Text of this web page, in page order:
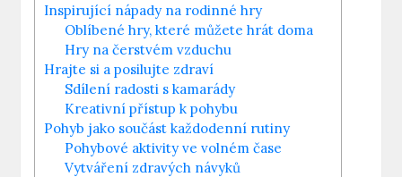
Inspirující nápady na rodinné hry
Oblíbené hry, které můžete hrát doma
Hry na čerstvém vzduchu
Hrajte si a posilujte zdraví
Sdílení radosti s kamarády
Kreativní přístup k pohybu
Pohyb jako součást každodenní rutiny
Pohybové aktivity ve volném čase
Vytváření zdravých návyků